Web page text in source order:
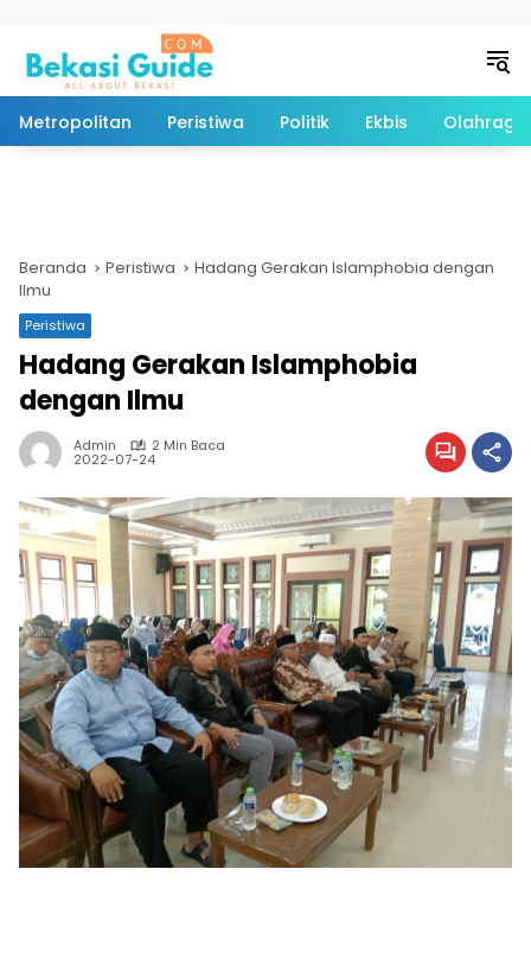
Metropolitan Peristiwa Politik Ekbis Olahraga
Beranda Peristiwa
Hadang Gerakan Islamphobia dengan
Ilmu
Peristiwa
Hadang Gerakan Islamphobia
dengan Ilmu
Admin 2 Min Baca
2022-07-24